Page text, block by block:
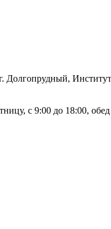
Долгопрудный,
с 9:00 до 18:00,